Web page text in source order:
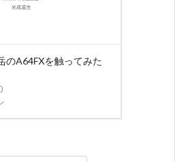
のA64FXを触ってみた